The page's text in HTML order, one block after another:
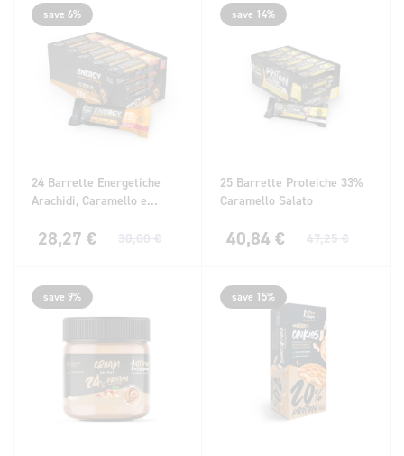
save 6%
24 Barrette Energetiche
Arachidi, Caramello e
Guaranà
28,27 €
save 14%
25 Barrette Proteiche 33%
Caramello Salato
40,84 €
save 9% save 15%